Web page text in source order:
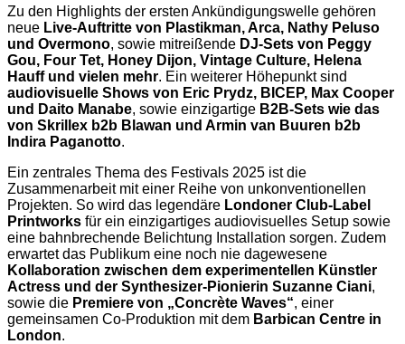
Zu den Highlights der ersten Ankündigungswelle gehören
neue Live-Auftritte von Plastikman, Arca, Nathy Peluso
und Overmono, sowie mitreißende DJ-Sets von Peggy
Gou, Four Tet, Honey Dijon, Vintage Culture, Helena
Hauff und vielen mehr. Ein weiterer Höhepunkt sind
audiovisuelle Shows von Eric Prydz, BICEP, Max Cooper
und Daito Manabe, sowie einzigartige B2B-Sets wie das
von Skrillex b2b Blawan und Armin van Buuren b2b
Indira Paganotto.
Ein zentrales Thema des Festivals 2025 ist die
Zusammenarbeit mit einer Reihe von unkonventionellen
Projekten. So wird das legendäre Londoner Club-Label
Printworks für ein einzigartiges audiovisuelles Setup sowie
eine bahnbrechende Belichtung Installation sorgen. Zudem
erwartet das Publikum eine noch nie dagewesene
Kollaboration zwischen dem experimentellen Künstler
Actress und der Synthesizer-Pionierin Suzanne Ciani,
sowie die Premiere von „Concrète Waves“, einer
gemeinsamen Co-Produktion mit dem Barbican Centre in
London.